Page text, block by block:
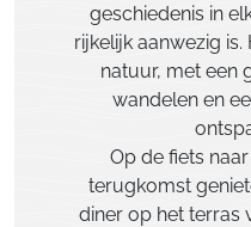
geschiedenis in
rijkelijk aanwezig
natuur, met een
wandelen en
Op de fiets
terugkomst
diner op het terras